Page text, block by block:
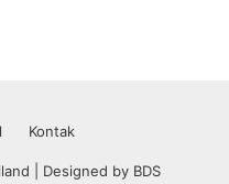
Kontak
| Designed by BDS